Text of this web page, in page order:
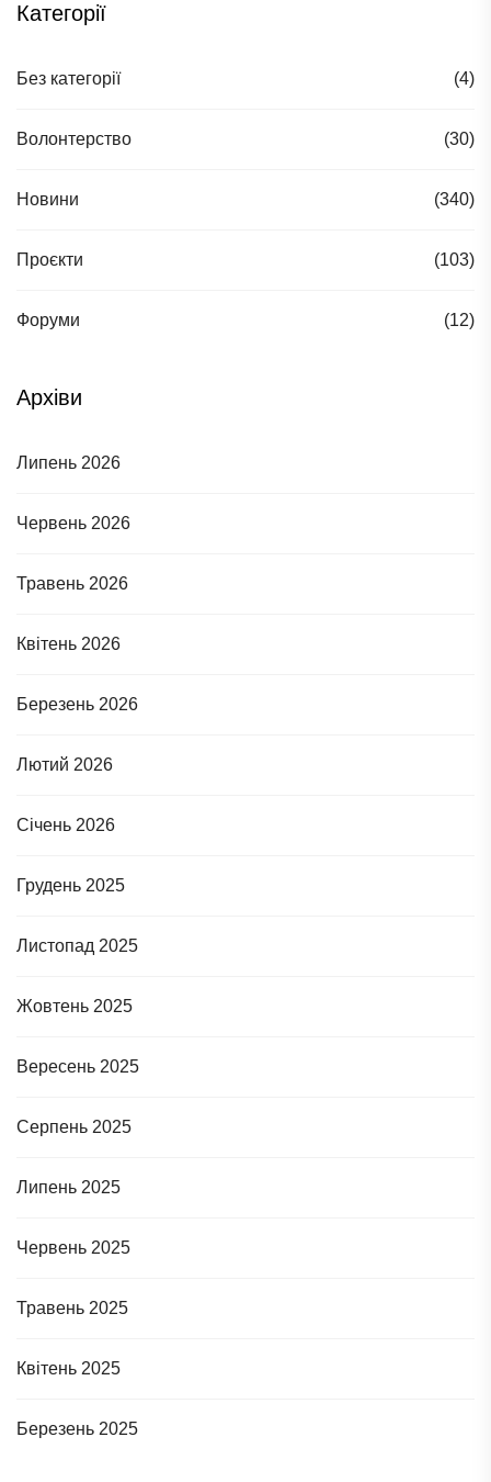
Категорії
Без категорії (4)
Волонтерство (30)
Новини (340)
Проєкти (103)
Форуми (12)
Архіви
Липень 2026
Червень 2026
Травень 2026
Квітень 2026
Березень 2026
Лютий 2026
Січень 2026
Грудень 2025
Листопад 2025
Жовтень 2025
Вересень 2025
Серпень 2025
Липень 2025
Червень 2025
Травень 2025
Квітень 2025
Березень 2025